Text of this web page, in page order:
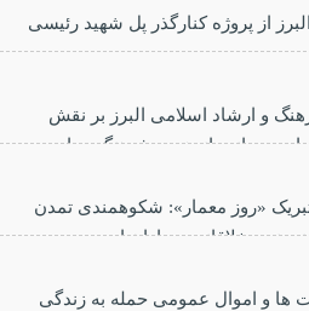
البرز از پروژه کنارگذر پل شهید رئیسی
و ارشاد اسلامی البرز بر نقش
در صیانت از هویت فرهنگی جامعه
«روز معمار»: شکوهمندی تمدن
خلاقانه معماران است
ها و اموال عمومی حمله به زندگی